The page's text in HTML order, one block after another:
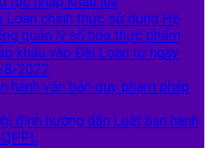
Loan chính thức sử dụng Hệ
quản lý số hóa thực phẩm
khẩu vào Đài Loan từ ngày
8/2022
hành văn bản quy phạm pháp
định hướng dẫn Luật ban hành